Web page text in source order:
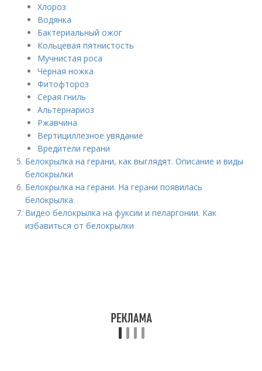
Хлороз
Водянка
Бактериальный ожог
Кольцевая пятнистость
Мучнистая роса
Черная ножка
Фитофтороз
Серая гниль
Альтернариоз
Ржавчина
Вертициллезное увядание
Вредители герани
Белокрылка на герани, как выглядят. Описание и виды
белокрылки
Белокрылка на герани. На герани появилась
белокрылка.
Видео белокрылка на фуксии и пеларгонии. Как
избавиться от белокрылки